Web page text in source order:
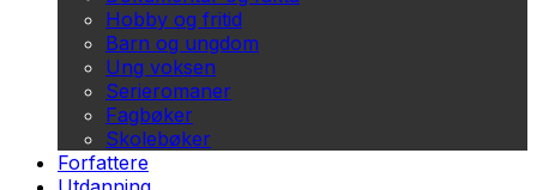
Hobby og fritid
Barn og ungdom
Ung voksen
Serieromaner
Fagbøker
Skolebøker
Forfattere